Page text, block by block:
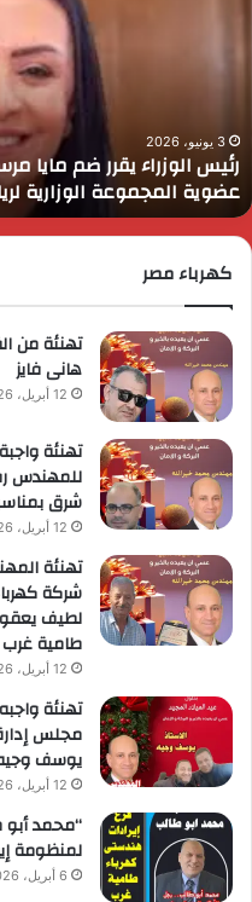
التضامن
الاجتماعي
إلى
عضوية
المجموعة
الوزارية
3 يونيو، 2026
رئيس الوزراء يقرر ضم مايا
عضوية المجموعة الوزارية
كهرباء مصر
تهنئة من
هانى فايز
12 أبريل، 2026
تهنئة
للمهندس
شرق
12 أبريل، 2026
تهنئة
شركة
لطيف
طامية غرب
12 أبريل، 2026
تهنئة
مجلس
يوسف وجيه
12 أبريل، 2026
“محمد أبو
لمنظومة
6 أبريل، 2026